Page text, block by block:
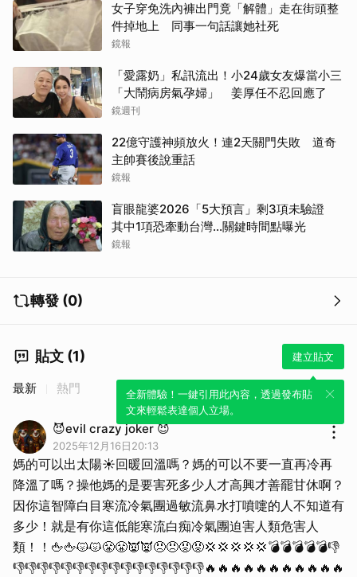
女子穿免洗內褲出門竟「解體」走在街頭整
件掉地上 同事一句話讓她社死
鏡報
「愛露奶」私訊流出！小24歲女友爆當小三
「大鬧病房氣孕婦」 姜厚任不忍回應了
鏡週刊
22億守護神頻放火！連2天關門失敗 道奇
主帥賽後說重話
鏡報
盲眼龍婆2026「5大預言」剩3項未驗證
其中1項恐牽動台灣...關鍵時間點曝光
鏡報
轉發 (0)
貼文 (1) 建立貼文
全新體驗！一鍵引用此內容，透過發布貼
文來輕鬆表達個人立場。
最新 熱門
😈evil crazy joker 😈
2025年12月16日20:13
媽的可以出太陽☀回暖回溫嗎？媽的可以不要一直再冷再
降溫了嗎？操他媽的是要害死多少人才高興才善罷甘休啊？
因你這智障白目寒流冷氣團過敏流鼻水打噴嚏的人不知道有
多少！就是有你這低能寒流白痴冷氣團迫害人類危害人
類！！🖕🖕😾😾😤😤👿👿😠😠😡😡💢💢💢💢💢💣💣💣💣💣👎
👎👎👎👎👎👎👎👎👎👎👎👎👎👎👎👎🔥🔥🔥🔥🔥🔥🔥🔥🔥🔥🔥